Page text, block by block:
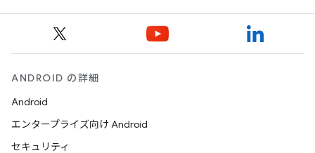
ANDROID の詳細
Android
エンタープライズ向け Android
セキュリティ